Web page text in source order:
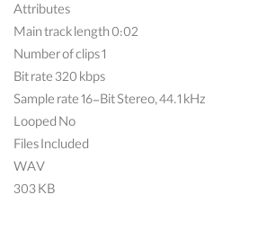
Attributes
Main track length 0:02
Number of clips 1
Bit rate 320 kbps
Sample rate 16-Bit Stereo, 44.1 kHz
Looped No
Files Included
WAV
303 KB